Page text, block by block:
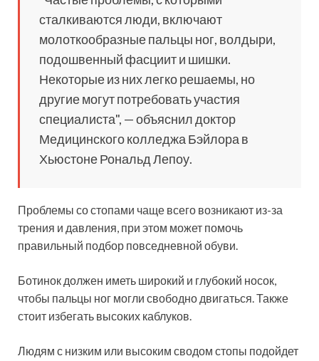
сталкиваются люди, включают
молоткообразные пальцы ног, волдыри,
подошвенный фасциит и шишки.
Некоторые из них легко решаемы, но
другие могут потребовать участия
специалиста", — объяснил доктор
Медицинского колледжа Бэйлора в
Хьюстоне Рональд Лепоу.
Проблемы со стопами чаще всего возникают из-за
трения и давления, при этом может помочь
правильный подбор повседневной обуви.
Ботинок должен иметь широкий и глубокий носок,
чтобы пальцы ног могли свободно двигаться. Также
стоит избегать высоких каблуков.
Людям с низким или высоким сводом стопы подойдет